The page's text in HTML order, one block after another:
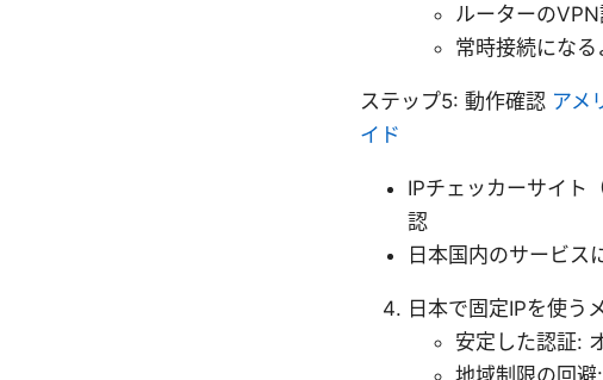
ルーターの
常時接続にな
ステップ5: 動作確認 アメ
イド
IPチェッカーサイト
認
日本国内のサービス
日本で固定IPを使う
安定した認証:
地域制限の回